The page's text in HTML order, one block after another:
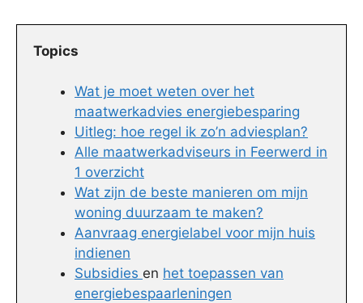
Topics
Wat je moet weten over het
maatwerkadvies energiebesparing
Uitleg: hoe regel ik zo’n adviesplan?
Alle maatwerkadviseurs in Feerwerd in
1 overzicht
Wat zijn de beste manieren om mijn
woning duurzaam te maken?
Aanvraag energielabel voor mijn huis
indienen
Subsidies en het toepassen van
energiebespaarleningen